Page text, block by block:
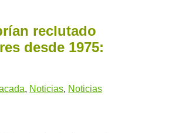
reclutado
desde 1975:
, Noticias, Noticias